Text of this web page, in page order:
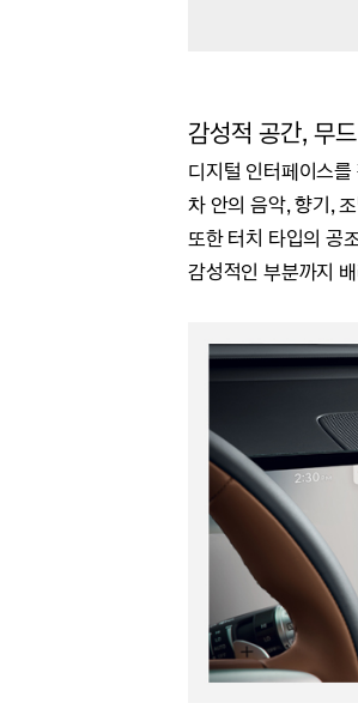
감성적 공간, 무
디지털 인터페이스
차 안의 음악, 향기,
또한 터치 타입의 공
감성적인 부분까지